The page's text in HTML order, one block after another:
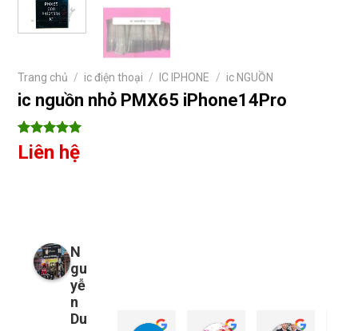
Trang chủ / ic điện thoại / IC IPHONE / ic NGUỒN
ic nguồn nhỏ PMX65 iPhone14Pro
5 trên 5
dựa trên
7Liên hệ
N
gu
yễ
n
Du